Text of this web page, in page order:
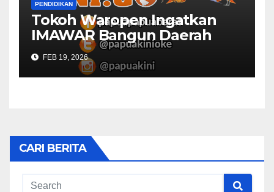
PENDIDIKAN
Tokoh Waropen Ingatkan
IMAWAR Bangun Daerah
FEB 19, 2026
CARI BERITA